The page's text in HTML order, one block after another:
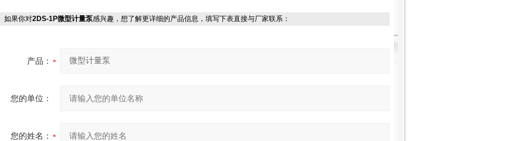
如果你对2DS-1P微型计量泵感兴趣，想了解更详细的产品信息，填写下表直接与厂家联系：
产品：
您的单位：
您的姓名：